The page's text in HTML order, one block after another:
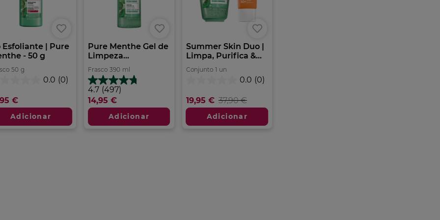
Esfoliante | Pure
- 50 g
50 g
0.0 (0)
€
Adicionar
Pure Menthe Gel de
Limpeza...
Frasco 390 ml
4.7 (497)
4.7
em
5
estrelas.
497
14,95 €
Adicionar
Summer Skin Duo |
Limpa, Purifica &...
Conjunto 1 un
0.0 (0)
5
estrelas.
19,95 € 37,90 €
Adicionar